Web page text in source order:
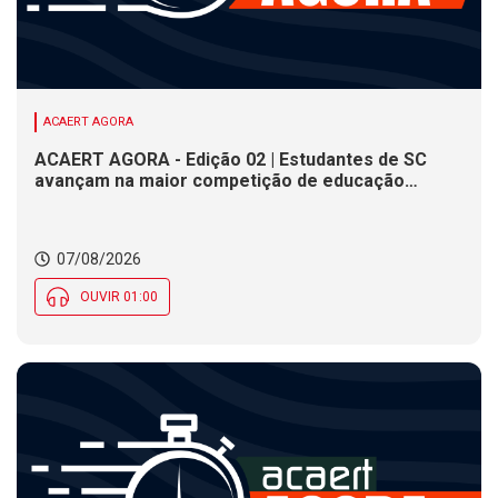
ACAERT AGORA
ACAERT AGORA - Edição 02 | Estudantes de SC
avançam na maior competição de educação
Social nesta sexta (7)
07/08/2026
OUVIR 01:00